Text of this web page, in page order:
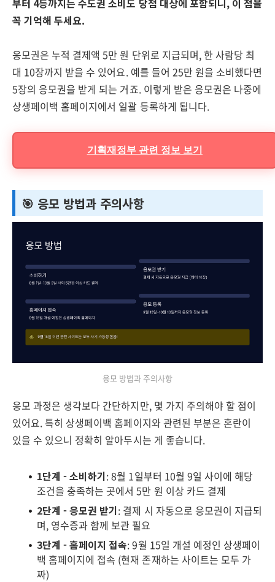
부터 4등까지는 수도권 소비도 당첨 대상에 포함되니, 이 점을
꼭 기억해 두세요.
응모권은 누적 결제액 5만 원 단위로 지급되며, 한 사람당 최
대 10장까지 받을 수 있어요. 예를 들어 25만 원을 소비했다면
5장의 응모권을 받게 되는 거죠. 이렇게 받은 응모권은 나중에
상생페이백 홈페이지에서 일괄 등록하게 됩니다.
기획재정부 관련 정보 보기
🎯 응모 방법과 주의사항
응모 방법과 주의사항
응모 과정은 생각보다 간단하지만, 몇 가지 주의해야 할 점이
있어요. 특히 상생페이백 홈페이지와 관련된 부분은 혼란이
있을 수 있으니 정확히 알아두시는 게 좋습니다.
1단계 - 소비하기: 8월 1일부터 10월 9일 사이에 해당
조건을 충족하는 곳에서 5만 원 이상 카드 결제
2단계 - 응모권 받기: 결제 시 자동으로 응모권이 지급되
며, 영수증과 함께 보관 필요
3단계 - 홈페이지 접속: 9월 15일 개설 예정인 상생페이
백 홈페이지에 접속 (현재 존재하는 사이트는 모두 가
짜)